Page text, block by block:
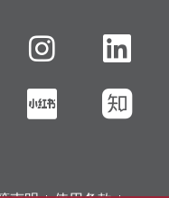
浪微博小红书知